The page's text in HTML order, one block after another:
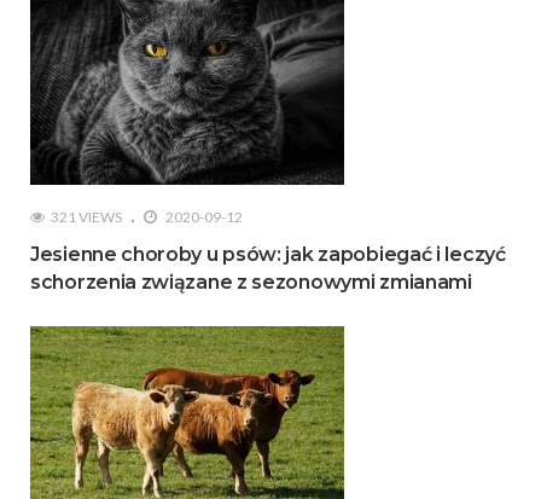
321 VIEWS 2020-09-12
Jesienne choroby u psów: jak zapobiegać i leczyć
schorzenia związane z sezonowymi zmianami